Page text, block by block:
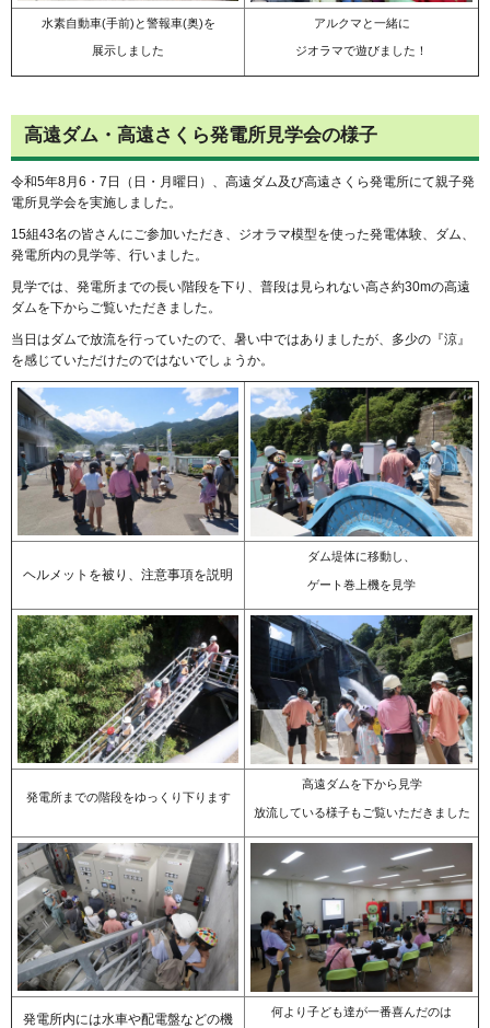
水素自動車(手前)と警報車(奥)を
展示しました
アルクマと一緒に
ジオラマで遊びました！
高遠ダム・高遠さくら発電所見学会の様子
令和5年8月6・7日（日・月曜日）、高遠ダム及び高遠さくら発電所にて親子発
電所見学会を実施しました。
15組43名の皆さんにご参加いただき、ジオラマ模型を使った発電体験、ダム、
発電所内の見学等、行いました。
見学では、発電所までの長い階段を下り、普段は見られない高さ約30mの高遠
ダムを下からご覧いただきました。
当日はダムで放流を行っていたので、暑い中ではありましたが、多少の『涼』
を感じていただけたのではないでしょうか。
ヘルメットを被り、注意事項を説明
ダム堤体に移動し、
ゲート巻上機を見学
発電所までの階段をゆっくり下ります
高遠ダムを下から見学
放流している様子もご覧いただきました
発電所内には水車や配電盤などの機 何より子ども達が一番喜んだのは